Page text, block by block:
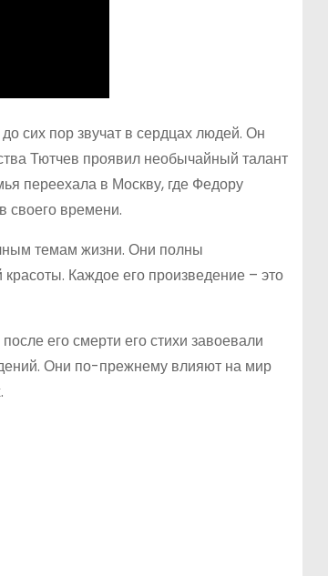
сих пор звучат в сердцах людей. Он
Тютчев проявил необычайный талант
переехала в Москву, где Федору
своего времени.
темам жизни. Они полны
Каждое его произведение – это
его смерти его стихи завоевали
Они по-прежнему влияют на мир